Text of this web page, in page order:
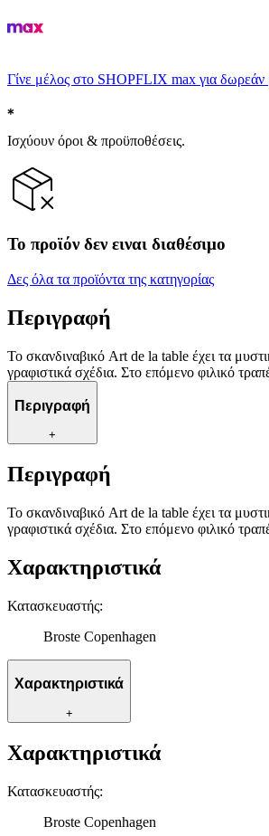
Γίνε μέλος στο SHOPFLIX max για δωρεάν
Ισχύουν όροι & προϋποθέσεις.
Το προϊόν δεν ειναι διαθέσιμο
Δες όλα τα προϊόντα της κατηγορίας
Περιγραφή
Το σκανδιναβικό Art de la table έχει τα
γραφιστικά σχέδια. Στο επόμενο φιλικό
Περιγραφή
+
Περιγραφή
Το σκανδιναβικό Art de la table έχει τα
γραφιστικά σχέδια. Στο επόμενο φιλικό
Χαρακτηριστικά
Κατασκευαστής:
Broste Copenhagen
Χαρακτηριστικά
+
Χαρακτηριστικά
Κατασκευαστής:
Broste Copenhagen